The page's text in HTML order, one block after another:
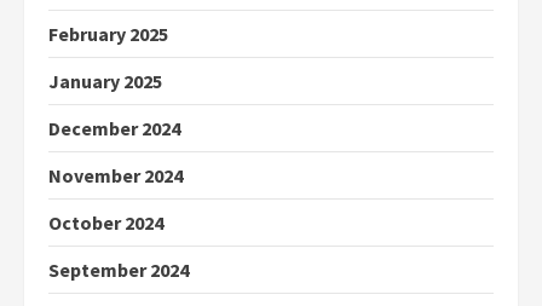
February 2025
January 2025
December 2024
November 2024
October 2024
September 2024